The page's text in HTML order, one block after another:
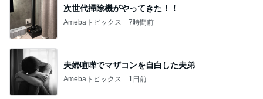
次世代掃除機がやってきた！！
Amebaトピックス 7時間前
夫婦喧嘩でマザコンを自白した夫弟
Amebaトピックス 1日前